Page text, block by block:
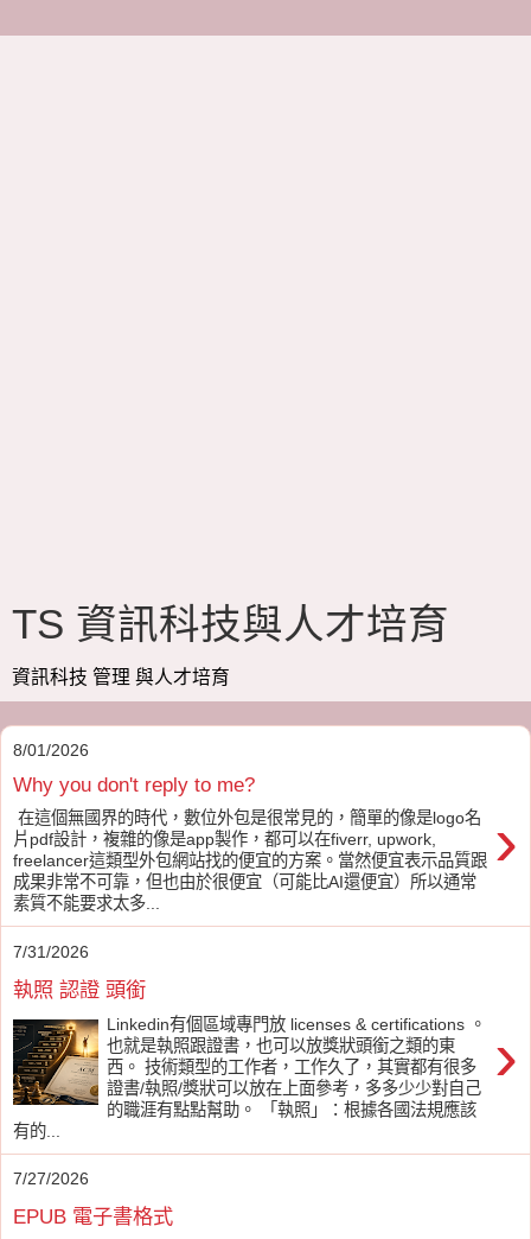
TS 資訊科技與人才培育
資訊科技 管理 與人才培育
8/01/2026
Why you don't reply to me?
›
在這個無國界的時代，數位外包是很常見的，簡單的像是logo名
片pdf設計，複雜的像是app製作，都可以在fiverr, upwork,
freelancer這類型外包網站找的便宜的方案。當然便宜表示品質跟
成果非常不可靠，但也由於很便宜（可能比AI還便宜）所以通常
素質不能要求太多...
7/31/2026
執照 認證 頭銜
›
Linkedin有個區域專門放 licenses & certifications 。
也就是執照跟證書，也可以放獎狀頭銜之類的東
西。 技術類型的工作者，工作久了，其實都有很多
證書/執照/獎狀可以放在上面參考，多多少少對自己
的職涯有點點幫助。 「執照」：根據各國法規應該
有的...
7/27/2026
EPUB 電子書格式